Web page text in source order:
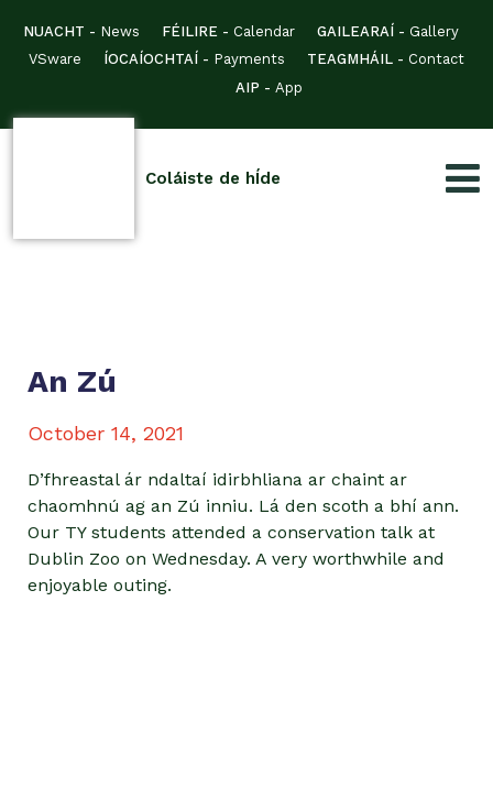
NUACHT - News FÉILIRE - Calendar GAILEARAÍ - Gallery
VSware
ÍOCAÍOCHTAÍ - Payments TEAGMHÁIL - Contact
AIP - App
Coláiste de hÍde
An Zú
October 14, 2021
D’fhreastal ár ndaltaí idirbhliana ar chaint ar
chaomhnú ag an Zú inniu. Lá den scoth a bhí ann.
Our TY students attended a conservation talk at
Dublin Zoo on Wednesday. A very worthwhile and
enjoyable outing.